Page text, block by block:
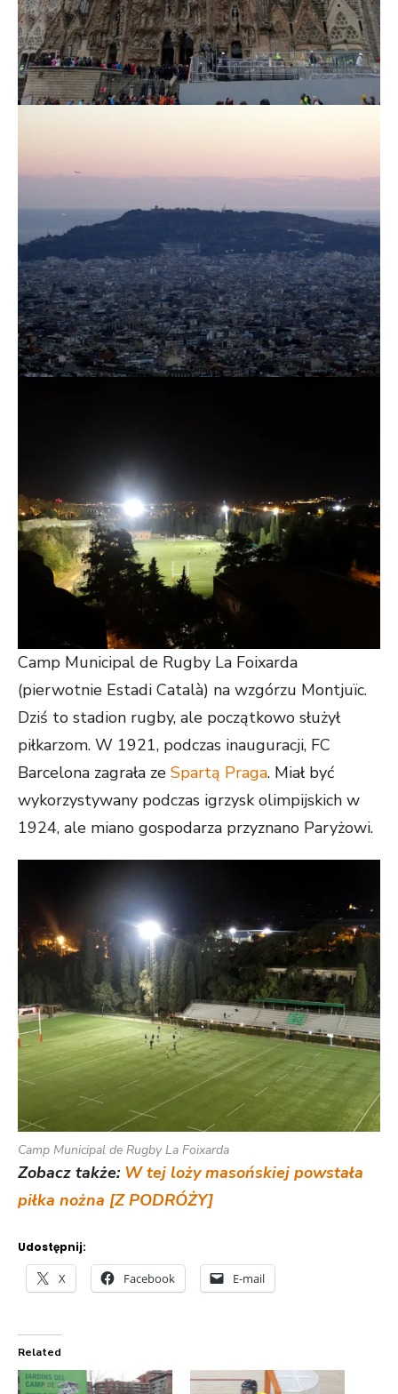
Camp Municipal de Rugby La Foixarda
(pierwotnie Estadi Català) na wzgórzu Montjuïc.
Dziś to stadion rugby, ale początkowo służył
piłkarzom. W 1921, podczas inauguracji, FC
Barcelona zagrała ze Spartą Praga. Miał być
wykorzystywany podczas igrzysk olimpijskich w
1924, ale miano gospodarza przyznano Paryżowi.
Camp Municipal de Rugby La Foixarda
Zobacz także: W tej loży masońskiej powstała
piłka nożna [Z PODRÓŻY]
Udostępnij:
X Facebook E-mail
Related